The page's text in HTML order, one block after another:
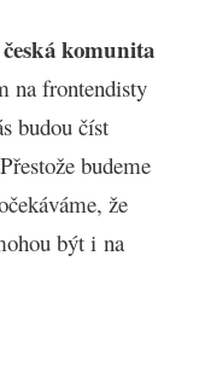
česká komunita
na frontendisty
budou číst
budeme
že
být i na